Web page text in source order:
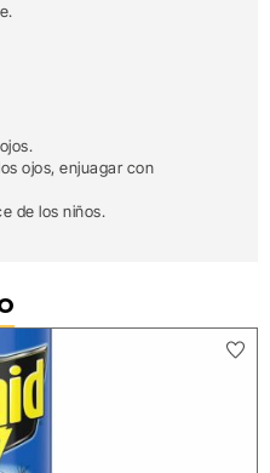
ojos, enjuagar con
de los niños.